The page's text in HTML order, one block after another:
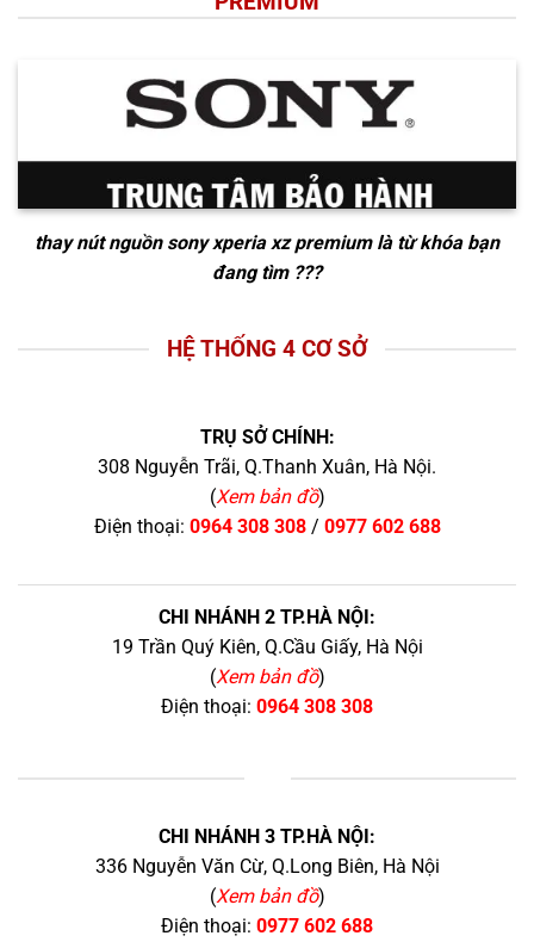
thay nút nguồn sony xperia xz premiumlà từ khóa bạn
đang tìm ???
HỆ THỐNG 4 CƠ SỞ
TRỤ SỞ CHÍNH:
308 Nguyễn Trãi, Q.Thanh Xuân, Hà Nội.
(Xem bản đồ)
Điện thoại: 0964 308 308/ 0977 602 688
CHI NHÁNH 2 TP.HÀ NỘI:
19 Trần Quý Kiên, Q.Cầu Giấy, Hà Nội
(Xem bản đồ)
Điện thoại: 0964 308 308
CHI NHÁNH 3 TP.HÀ NỘI:
336 Nguyễn Văn Cừ, Q.Long Biên, Hà Nội
(Xem bản đồ)
Điện thoại: 0977 602 688